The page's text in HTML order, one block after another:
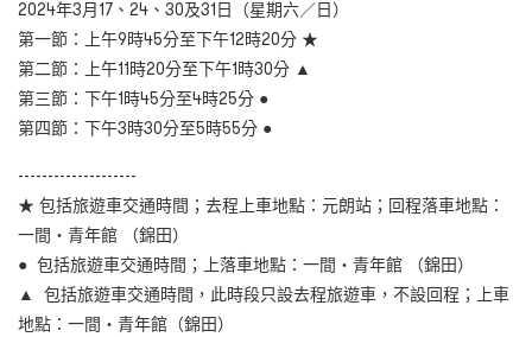
2024年3月17、24、30及31日（星期六／日）
第一節：上午9時45分至下午12時20分 ★
第二節：上午11時20分至下午1時30分 ▲
第三節：下午1時45分至4時25分 ●
第四節：下午3時30分至5時55分 ●
--------------------
★ 包括旅遊車交通時間；去程上車地點：元朗站；回程落車地點：
一間・青年館 （錦田）
● 包括旅遊車交通時間；上落車地點：一間・青年館 （錦田）
▲ 包括旅遊車交通時間，此時段只設去程旅遊車，不設回程；上車
地點：一間・青年館（錦田）